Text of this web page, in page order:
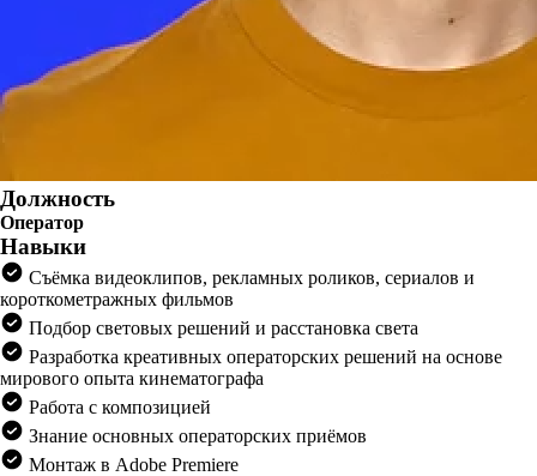
Должность
Оператор
Навыки
Съёмка видеоклипов, рекламных роликов, сериалов и
короткометражных фильмов
Подбор световых решений и расстановка света
Разработка креативных операторских решений на основе
мирового опыта кинематографа
Работа с композицией
Знание основных операторских приёмов
Монтаж в Adobe Premiere